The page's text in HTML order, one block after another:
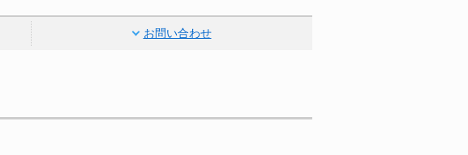
お問い合わせ